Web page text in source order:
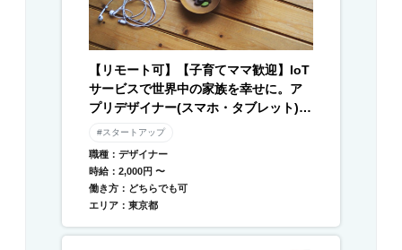
【リモート可】【子育てママ歓迎】IoT
サービスで世界中の家族を幸せに。ア
プリデザイナー(スマホ・タブレット) /
Webデザイナー募集
#スタートアップ
職種：デザイナー
時給：2,000円 〜
働き方：どちらでも可
エリア：東京都